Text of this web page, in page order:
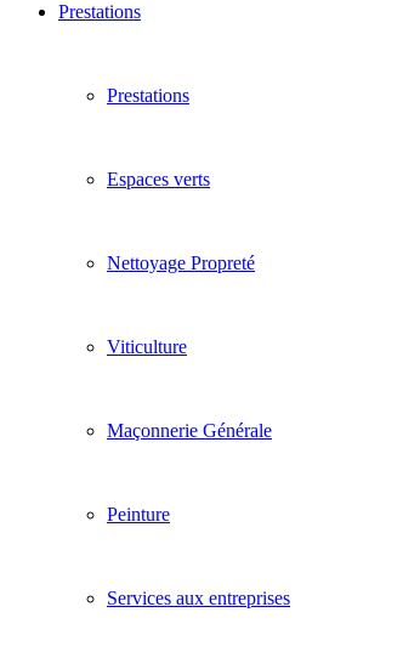
Prestations
Prestations
Espaces verts
Nettoyage Propreté
Viticulture
Maçonnerie Générale
Peinture
Services aux entreprises